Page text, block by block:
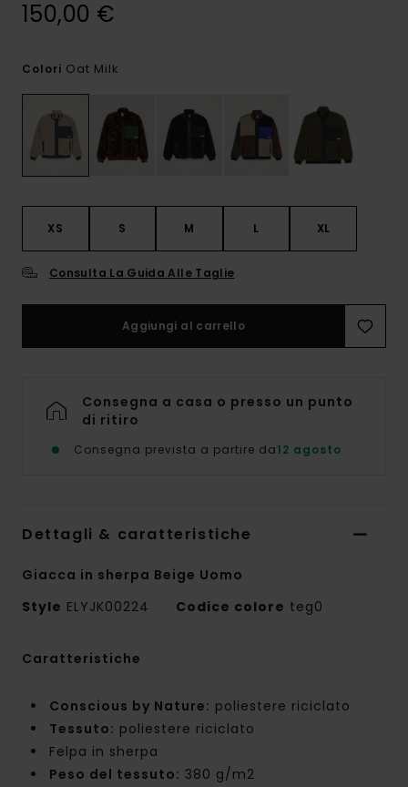
150,00 €
Colori Oat Milk
XS S M L XL
Consulta La Guida Alle Taglie
Aggiungi al carrello
Consegna a casa o presso un punto
di ritiro
Consegna prevista a partire da12 agosto
Dettagli & caratteristiche
Giacca in sherpa Beige Uomo
Style ELYJK00224 Codice colore teg0
Caratteristiche
Conscious by Nature: poliestere riciclato
Tessuto: poliestere riciclato
Felpa in sherpa
Peso del tessuto: 380 g/m2